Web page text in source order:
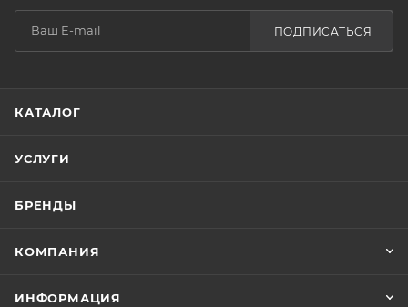
ПОДПИСАТЬСЯ
КАТАЛОГ
УСЛУГИ
БРЕНДЫ
КОМПАНИЯ
ИНФОРМАЦИЯ